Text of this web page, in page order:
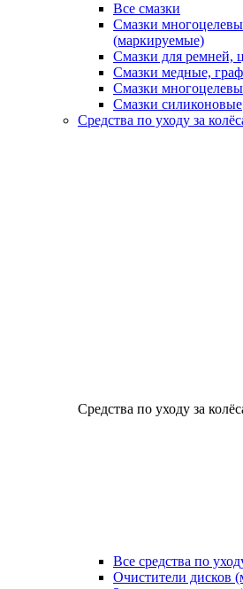
Все смазки
Смазки
(маркируемые)
Смазки для ремней,
Смазки медные,
Смазки
Смазки силиконовые
Средства по уходу за
Средства по уходу за
Все средства по
Очистители дисков